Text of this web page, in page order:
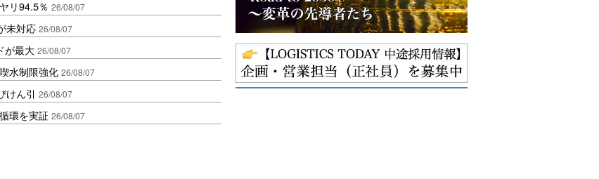
リ94.5％ 26/08/07
未対応 26/08/07
が最大 26/08/07
水制限強化 26/08/07
けん引 26/08/07
環を実証 26/08/07